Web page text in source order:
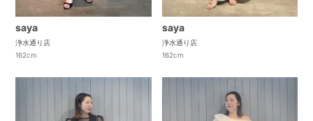
saya
浄水通り店
162cm
saya
浄水通り店
162cm